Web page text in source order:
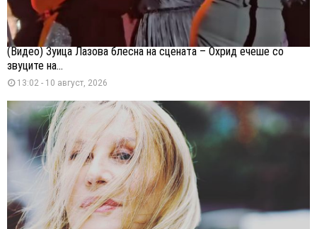
(Видео) Зуица Лазова блесна на сцената – Охрид ечеше со
звуците на...
13:02 - 10 август, 2026